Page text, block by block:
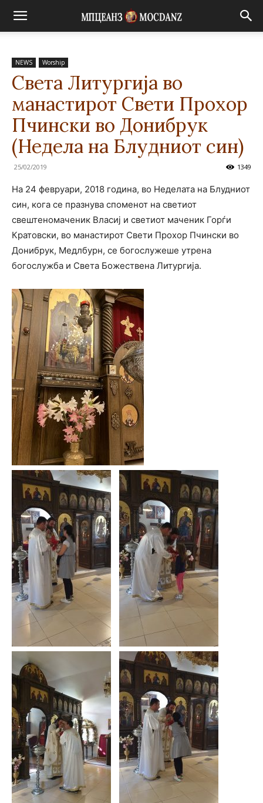
NEWS Worship
Света Литургија во
манастирот Свети Прохор
Пчински во Донибрук
(Недела на Блудниот син)
25/02/2019 1349
На 24 февруари, 2018 година, во Неделата на Блудниот
син, кога се празнува споменот на светиот
свештеномаченик Власиј и светиот маченик Горѓи
Кратовски, во манастирот Свети Прохор Пчински во
Донибрук, Медлбурн, се богослужеше утрена
богослужба и Света Божествена Литургија.